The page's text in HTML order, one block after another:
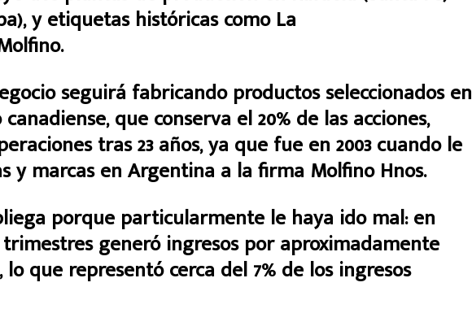
y etiquetas históricas como La
seguirá fabricando productos seleccionados en
que conserva el 20% de las acciones,
tras 23 años, ya que fue en 2003 cuando le
y marcas en Argentina a la firma Molfino Hnos.
porque particularmente le haya ido mal: en
generó ingresos por aproximadamente
lo que representó cerca del 7% de los ingresos